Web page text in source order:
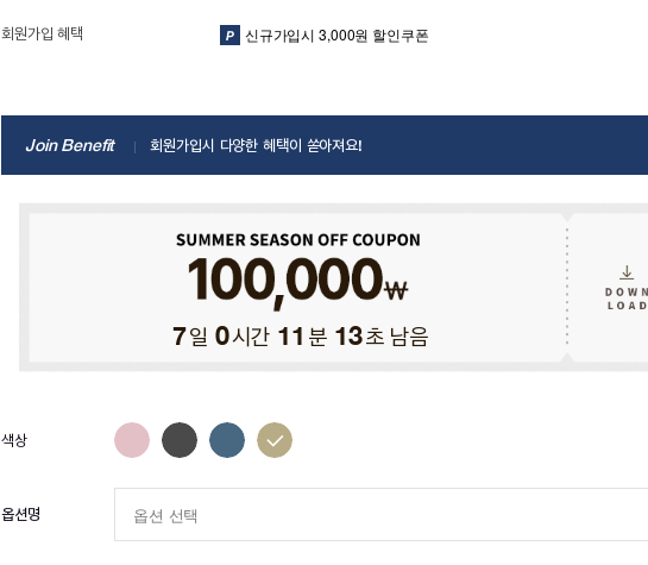
회원가입 혜택 신규가입시 3,000원 할인쿠폰
Join Benefit 회원가입시 다양한 혜택이 쏟아져요!
7일 0시간 11 분 11초 남음
옵션명